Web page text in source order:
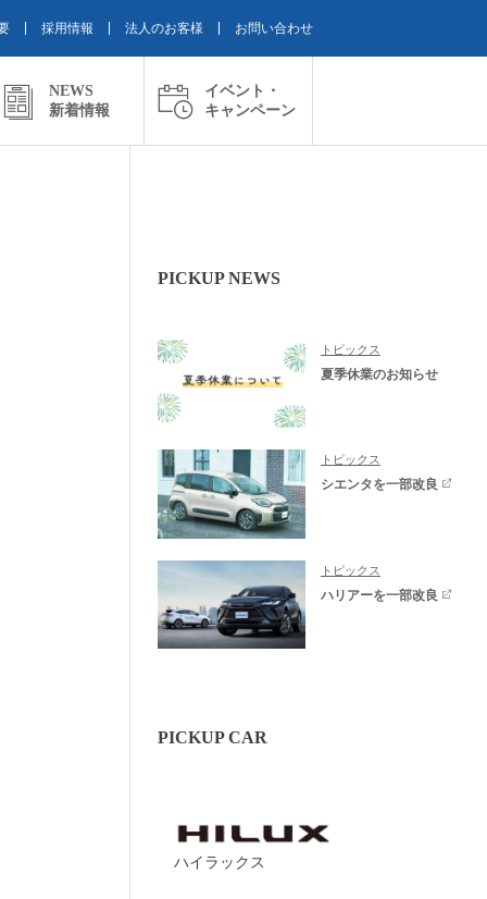
採用情報 法人のお客様 お問い合わせ
NEWS
新着情報
イベント・
キャンペーン
PICKUP NEWS
トピックス
夏季休業のお知らせ
トピックス
シエンタを一部改良
トピックス
ハリアーを一部改良
PICKUP CAR
ハイラックス